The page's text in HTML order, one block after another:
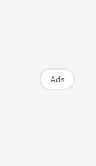
Ads